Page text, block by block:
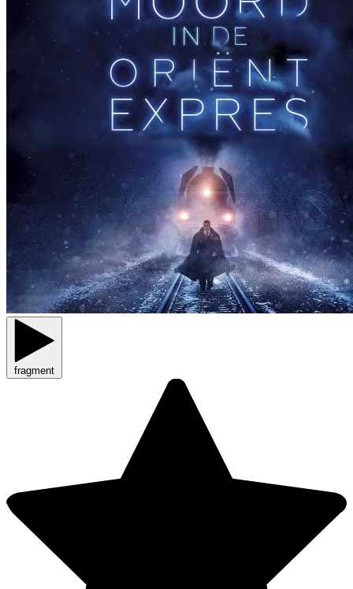
fragment